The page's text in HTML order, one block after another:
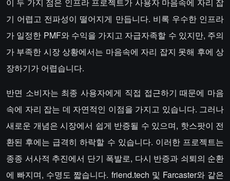
기 어렵고 전파성이 떨어지게 만듭니다. 비록 우수한 인프라
가 일정한 PMF와 수익을 가지고 자급자족할 수 있지만, 주의
가 부족한 시장 상황에서는 마음속에 자리 잡지 못해 후에 상
장하기가 어렵습니다.
반면 소비자는 최종 사용자에게 직접 접근하기 때문에 마음
속에 자리 잡는 데 자연적인 이점을 가지고 있습니다. 그러나
새로운 개념은 시장에서 쉽게 반증될 수 있으며, 핫스팟이 전
환된 후에는 급격히 하락할 수 있습니다. 이러한 프로젝트는
종종 서사적 추진에서 단기 폭발로, 다시 반증과 쇠퇴의 순환
에 빠지며, 수명도 짧습니다. friend.tech 및 Farcaster와 같은